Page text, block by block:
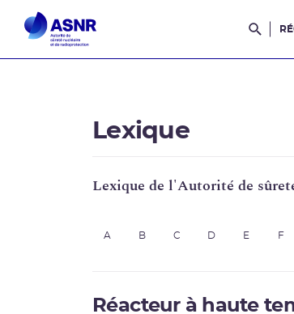
Lexique
Lexique de l'Autorité de
A B C D E F
Réacteur à haute